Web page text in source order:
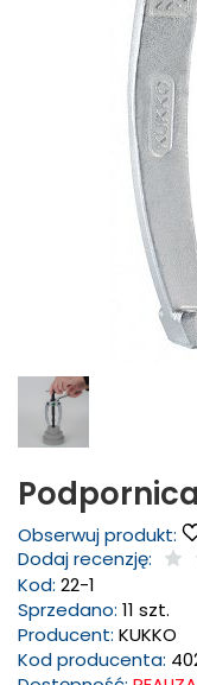
Obserwuj produkt:
Dodaj recenzję:
Kod: 22-1
Sprzedano: 11 szt.
Producent: KUKKO
Kod producenta: